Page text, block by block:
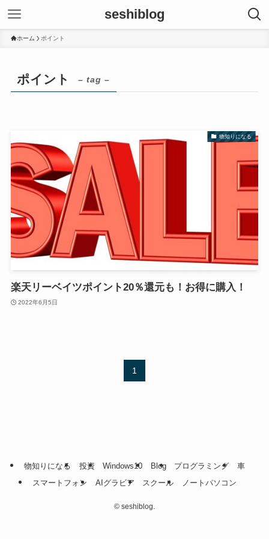
seshiblog
ホーム ポイント
ポイント – tag –
物知りになる
楽天リーベイツポイント20％還元も！お得に購入！
2022年6月5日
1
物知りになる 投資 Windows10 Blog プログラミング
車
スマートフォン
AIグラビア スクール ノートパソコン
© seshiblog.